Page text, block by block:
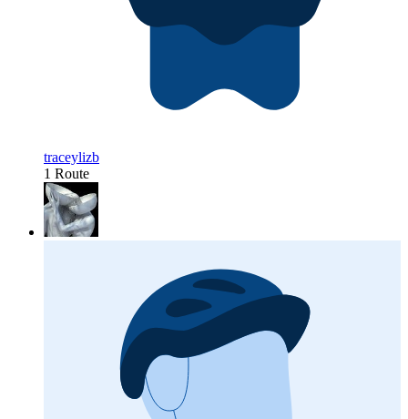
traceylizb
1 Route